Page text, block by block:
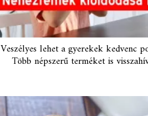
Veszélyes lehet a gyerekek kedvenc
Több népszerű terméket is